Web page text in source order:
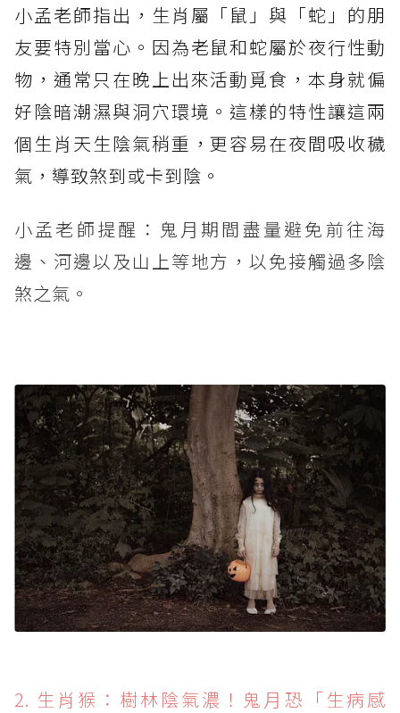
小孟老師指出，生肖屬「鼠」與「蛇」的朋
友要特別當心。因為老鼠和蛇屬於夜行性動
物，通常只在晚上出來活動覓食，本身就偏
好陰暗潮濕與洞穴環境。這樣的特性讓這兩
個生肖天生陰氣稍重，更容易在夜間吸收穢
氣，導致煞到或卡到陰。
小孟老師提醒：鬼月期間盡量避免前往海
邊、河邊以及山上等地方，以免接觸過多陰
煞之氣。
2. 生肖猴：樹林陰氣濃！鬼月恐「生病感